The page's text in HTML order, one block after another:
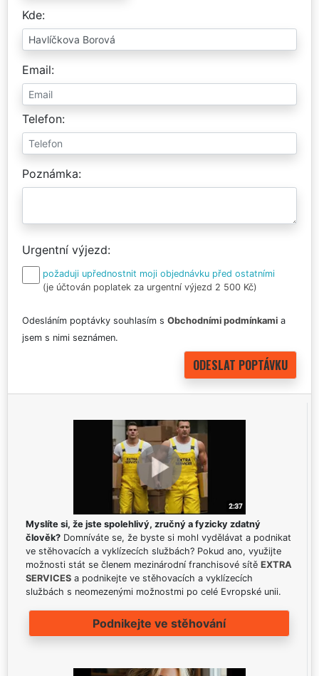
Kde
Email
Telefon
Poznámka
Urgentní výjezd
požaduji upřednostnit moji objednávku před ostatními
(je účtován poplatek za urgentní výjezd 2 500 Kč)
Odesláním poptávky souhlasím s Obchodními podmínkami a
jsem s nimi seznámen.
Myslíte si, že jste spolehlivý, zručný a fyzicky zdatný
člověk? Domníváte se, že byste si mohl vydělávat a podnikat
ve stěhovacích a vyklízecích službách? Pokud ano, využijte
možnosti stát se členem mezinárodní franchisové sítě EXTRA
SERVICES a podnikejte ve stěhovacích a vyklízecích
službách s neomezenými možnostmi po celé Evropské unii.
Podnikejte ve stěhování